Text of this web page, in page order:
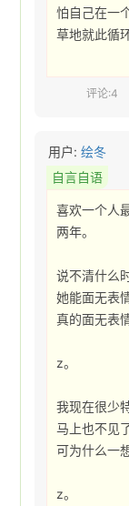
怕自己在一
草地就此循
评论:4
用户:绘冬
自言自语
喜欢一个人
两年。
说不清什么
她能面无表
真的面无表
z。
我现在很少
马上也不见
可为什么一
z。